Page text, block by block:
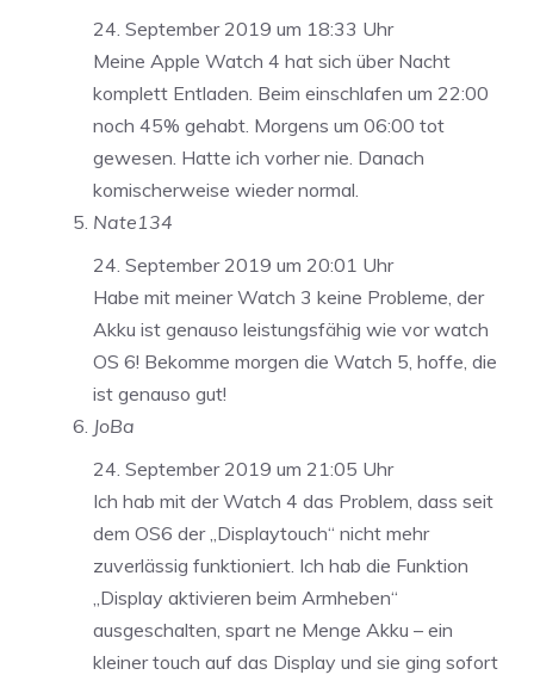
24. September 2019 um 18:33 Uhr
Meine Apple Watch 4 hat sich über Nacht
komplett Entladen. Beim einschlafen um 22:00
noch 45% gehabt. Morgens um 06:00 tot
gewesen. Hatte ich vorher nie. Danach
komischerweise wieder normal.
Nate134
24. September 2019 um 20:01 Uhr
Habe mit meiner Watch 3 keine Probleme, der
Akku ist genauso leistungsfähig wie vor watch
OS 6! Bekomme morgen die Watch 5, hoffe, die
ist genauso gut!
JoBa
24. September 2019 um 21:05 Uhr
Ich hab mit der Watch 4 das Problem, dass seit
dem OS6 der „Displaytouch“ nicht mehr
zuverlässig funktioniert. Ich hab die Funktion
„Display aktivieren beim Armheben“
ausgeschalten, spart ne Menge Akku – ein
kleiner touch auf das Display und sie ging sofort